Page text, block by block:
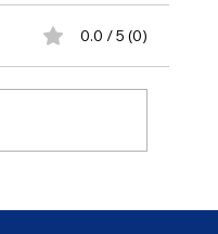
0.0 / 5 (0)